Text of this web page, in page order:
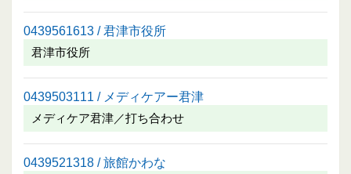
0439561613 / 君津市役所
君津市役所
0439503111 / メディケアー君津
メディケア君津／打ち合わせ
0439521318 / 旅館かわな